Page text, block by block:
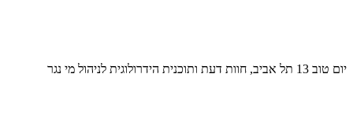
יום טוב 13 תל אביב, חוות דעת ותוכנית הידרולוגית לניהול מי נגר